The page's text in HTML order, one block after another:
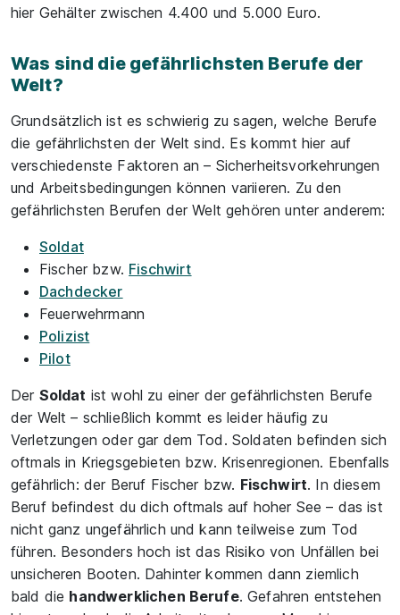
hier Gehälter zwischen 4.400 und 5.000 Euro.
Was sind die gefährlichsten Berufe der
Welt?
Grundsätzlich ist es schwierig zu sagen, welche Berufe
die gefährlichsten der Welt sind. Es kommt hier auf
verschiedenste Faktoren an – Sicherheitsvorkehrungen
und Arbeitsbedingungen können variieren. Zu den
gefährlichsten Berufen der Welt gehören unter anderem:
Soldat
Fischer bzw. Fischwirt
Dachdecker
Feuerwehrmann
Polizist
Pilot
Der Soldat ist wohl zu einer der gefährlichsten Berufe
der Welt – schließlich kommt es leider häufig zu
Verletzungen oder gar dem Tod. Soldaten befinden sich
oftmals in Kriegsgebieten bzw. Krisenregionen. Ebenfalls
gefährlich: der Beruf Fischer bzw. Fischwirt. In diesem
Beruf befindest du dich oftmals auf hoher See – das ist
nicht ganz ungefährlich und kann teilweise zum Tod
führen. Besonders hoch ist das Risiko von Unfällen bei
unsicheren Booten. Dahinter kommen dann ziemlich
bald die handwerklichen Berufe. Gefahren entstehen